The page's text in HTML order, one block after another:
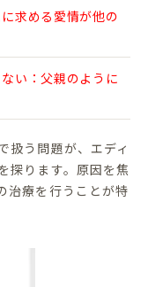
求める愛情が他の
い：父親のように
扱う問題が、エディ
探ります。原因を焦
治療を行うことが特